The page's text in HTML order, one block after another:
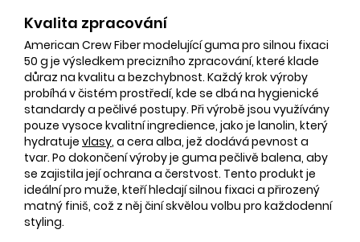
Kvalita zpracování
American Crew Fiber modelující guma pro silnou fixaci
50 g je výsledkem precizního zpracování, které klade
důraz na kvalitu a bezchybnost. Každý krok výroby
probíhá v čistém prostředí, kde se dbá na hygienické
standardy a pečlivé postupy. Při výrobě jsou využívány
pouze vysoce kvalitní ingredience, jako je lanolin, který
hydratuje vlasy, a cera alba, jež dodává pevnost a
tvar. Po dokončení výroby je guma pečlivě balena, aby
se zajistila její ochrana a čerstvost. Tento produkt je
ideální pro muže, kteří hledají silnou fixaci a přirozený
matný finiš, což z něj činí skvělou volbu pro každodenní
styling.